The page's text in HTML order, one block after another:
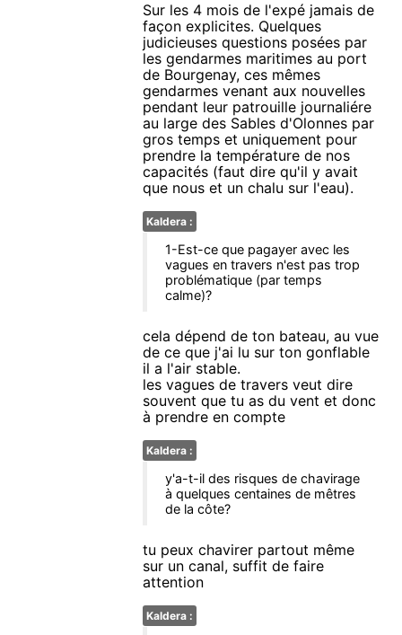
Sur les 4 mois de l'expé jamais de
façon explicites. Quelques
judicieuses questions posées par
les gendarmes maritimes au port
de Bourgenay, ces mêmes
gendarmes venant aux nouvelles
pendant leur patrouille journaliére
au large des Sables d'Olonnes par
gros temps et uniquement pour
prendre la température de nos
capacités (faut dire qu'il y avait
que nous et un chalu sur l'eau).
Kaldera :
1-Est-ce que pagayer avec les
vagues en travers n'est pas trop
problématique (par temps
calme)?
cela dépend de ton bateau, au vue
de ce que j'ai lu sur ton gonflable
il a l'air stable.
les vagues de travers veut dire
souvent que tu as du vent et donc
à prendre en compte
Kaldera :
y'a-t-il des risques de chavirage
à quelques centaines de mêtres
de la côte?
tu peux chavirer partout même
sur un canal, suffit de faire
attention
Kaldera :